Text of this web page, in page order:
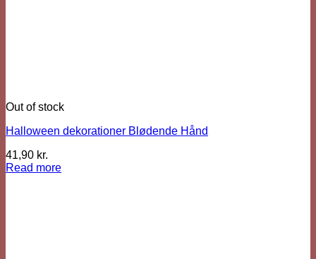
Out of stock
Halloween dekorationer Blødende Hånd
41,90 kr.
Read more